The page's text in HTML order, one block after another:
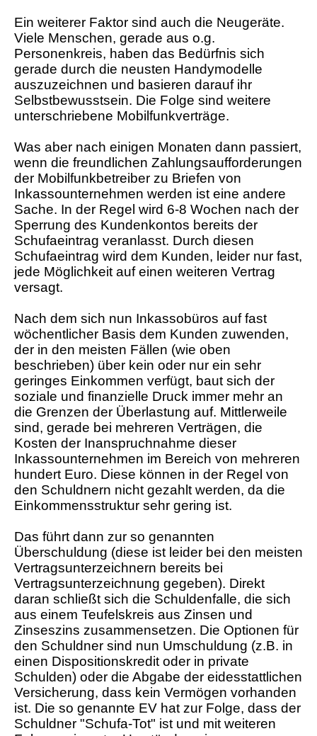
Ein weiterer Faktor sind auch die Neugeräte.
Viele Menschen, gerade aus o.g.
Personenkreis, haben das Bedürfnis sich
gerade durch die neusten Handymodelle
auszuzeichnen und basieren darauf ihr
Selbstbewusstsein. Die Folge sind weitere
unterschriebene Mobilfunkverträge.
Was aber nach einigen Monaten dann passiert,
wenn die freundlichen Zahlungsaufforderungen
der Mobilfunkbetreiber zu Briefen von
Inkassounternehmen werden ist eine andere
Sache. In der Regel wird 6-8 Wochen nach der
Sperrung des Kundenkontos bereits der
Schufaeintrag veranlasst. Durch diesen
Schufaeintrag wird dem Kunden, leider nur fast,
jede Möglichkeit auf einen weiteren Vertrag
versagt.
Nach dem sich nun Inkassobüros auf fast
wöchentlicher Basis dem Kunden zuwenden,
der in den meisten Fällen (wie oben
beschrieben) über kein oder nur ein sehr
geringes Einkommen verfügt, baut sich der
soziale und finanzielle Druck immer mehr an
die Grenzen der Überlastung auf. Mittlerweile
sind, gerade bei mehreren Verträgen, die
Kosten der Inanspruchnahme dieser
Inkassounternehmen im Bereich von mehreren
hundert Euro. Diese können in der Regel von
den Schuldnern nicht gezahlt werden, da die
Einkommensstruktur sehr gering ist.
Das führt dann zur so genannten
Überschuldung (diese ist leider bei den meisten
Vertragsunterzeichnern bereits bei
Vertragsunterzeichnung gegeben). Direkt
daran schließt sich die Schuldenfalle, die sich
aus einem Teufelskreis aus Zinsen und
Zinseszins zusammensetzen. Die Optionen für
den Schuldner sind nun Umschuldung (z.B. in
einen Dispositionskredit oder in private
Schulden) oder die Abgabe der eidesstattlichen
Versicherung, dass kein Vermögen vorhanden
ist. Die so genannte EV hat zur Folge, dass der
Schuldner "Schufa-Tot" ist und mit weiteren